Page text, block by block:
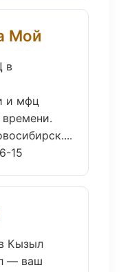
Мой
в
и мфц
15
Кызыл
— ваш